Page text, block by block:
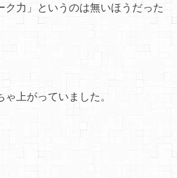
ク力」というのは無いほうだった
上がっていました。